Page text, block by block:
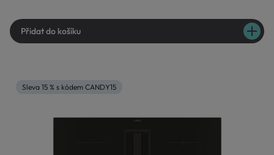
Přidat do košíku
Sleva 15 % s kódem CANDY15